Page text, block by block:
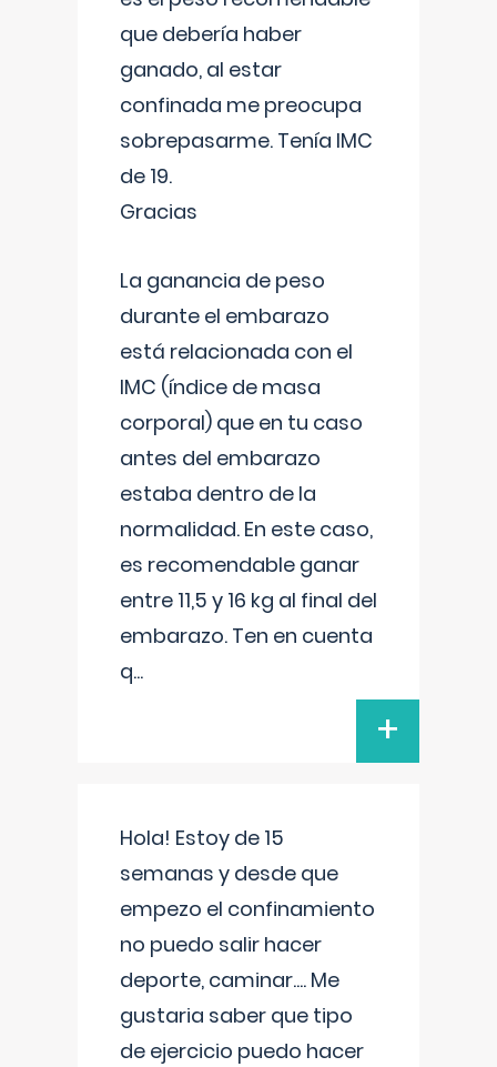
que debería haber
ganado, al estar
confinada me preocupa
sobrepasarme. Tenía IMC
de 19.
Gracias
La ganancia de peso
durante el embarazo
está relacionada con el
IMC (índice de masa
corporal) que en tu caso
antes del embarazo
estaba dentro de la
normalidad. En este caso,
es recomendable ganar
entre 11,5 y 16 kg al final del
embarazo. Ten en cuenta
q...
+
Hola! Estoy de 15
semanas y desde que
empezo el confinamiento
no puedo salir hacer
deporte, caminar.... Me
gustaria saber que tipo
de ejercicio puedo hacer